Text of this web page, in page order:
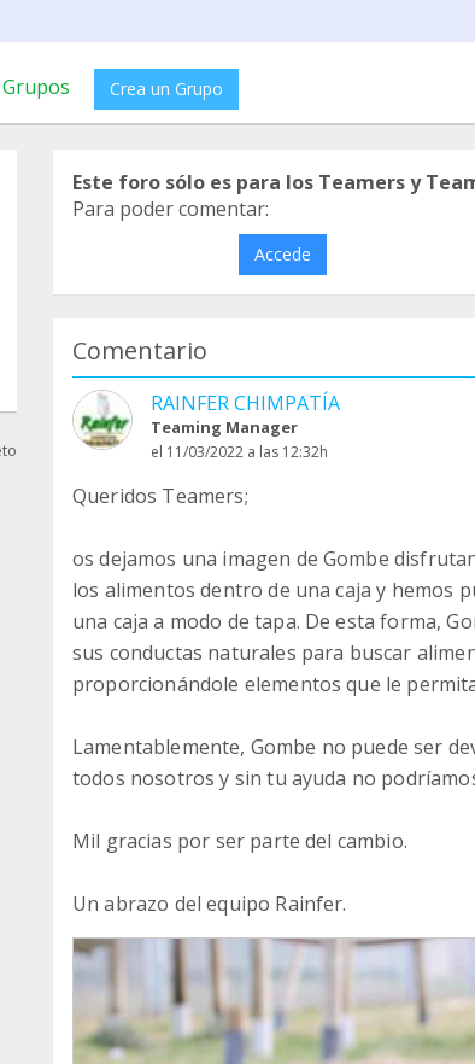
Grupos Crea un Grupo
Este foro sólo es para los Teamers y
Para poder comentar:
Accede
Comentario
RAINFER CHIMPATÍA
Teaming Manager
el 11/03/2022 a las 12:32h
Queridos Teamers;
os dejamos una imagen de Gombe
los alimentos dentro de una caja y hemos
una caja a modo de tapa. De esta forma,
sus conductas naturales para buscar
proporcionándole elementos que le
Lamentablemente, Gombe no puede ser
todos nosotros y sin tu ayuda no
Mil gracias por ser parte del cambio.
Un abrazo del equipo Rainfer.